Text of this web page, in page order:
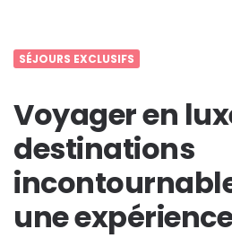
SÉJOURS EXCLUSIFS
Voyager en
destinations
une